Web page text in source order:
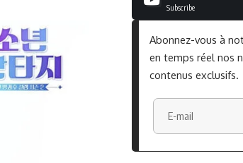
Subscribe
Abonnez-vous à
en temps réel nos
contenus exclusifs.